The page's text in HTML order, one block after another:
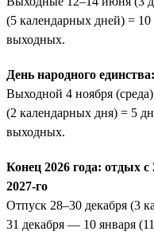
(5 календарных дней) =
выходных.
День народного
Выходной 4 ноября
(2 календарных дня) = 5
выходных.
Конец 2026 года: отдых с
2027-го
Отпуск 28–30 декабря (3
31 декабря — 10 января